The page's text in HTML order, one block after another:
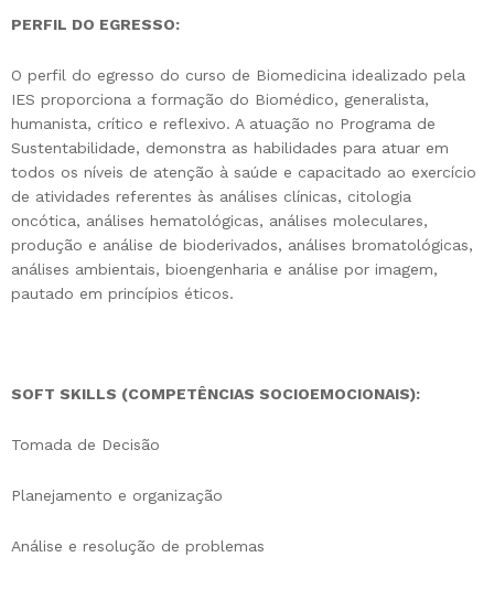
PERFIL DO EGRESSO:
O perfil do egresso do curso de Biomedicina idealizado pela
IES proporciona a formação do Biomédico, generalista,
humanista, crítico e reflexivo. A atuação no Programa de
Sustentabilidade, demonstra as habilidades para atuar em
todos os níveis de atenção à saúde e capacitado ao exercício
de atividades referentes às análises clínicas, citologia
oncótica, análises hematológicas, análises moleculares,
produção e análise de bioderivados, análises bromatológicas,
análises ambientais, bioengenharia e análise por imagem,
pautado em princípios éticos.
SOFT SKILLS (COMPETÊNCIAS SOCIOEMOCIONAIS):
Tomada de Decisão
Planejamento e organização
Análise e resolução de problemas